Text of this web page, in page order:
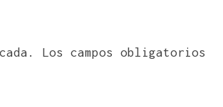
Los campos obligatorios